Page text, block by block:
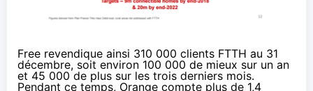
Free revendique ainsi 310 000 clients FTTH au 31
décembre, soit environ 100 000 de mieux sur un an
et 45 000 de plus sur les trois derniers mois.
Pendant ce temps, Orange compte plus de 1,4